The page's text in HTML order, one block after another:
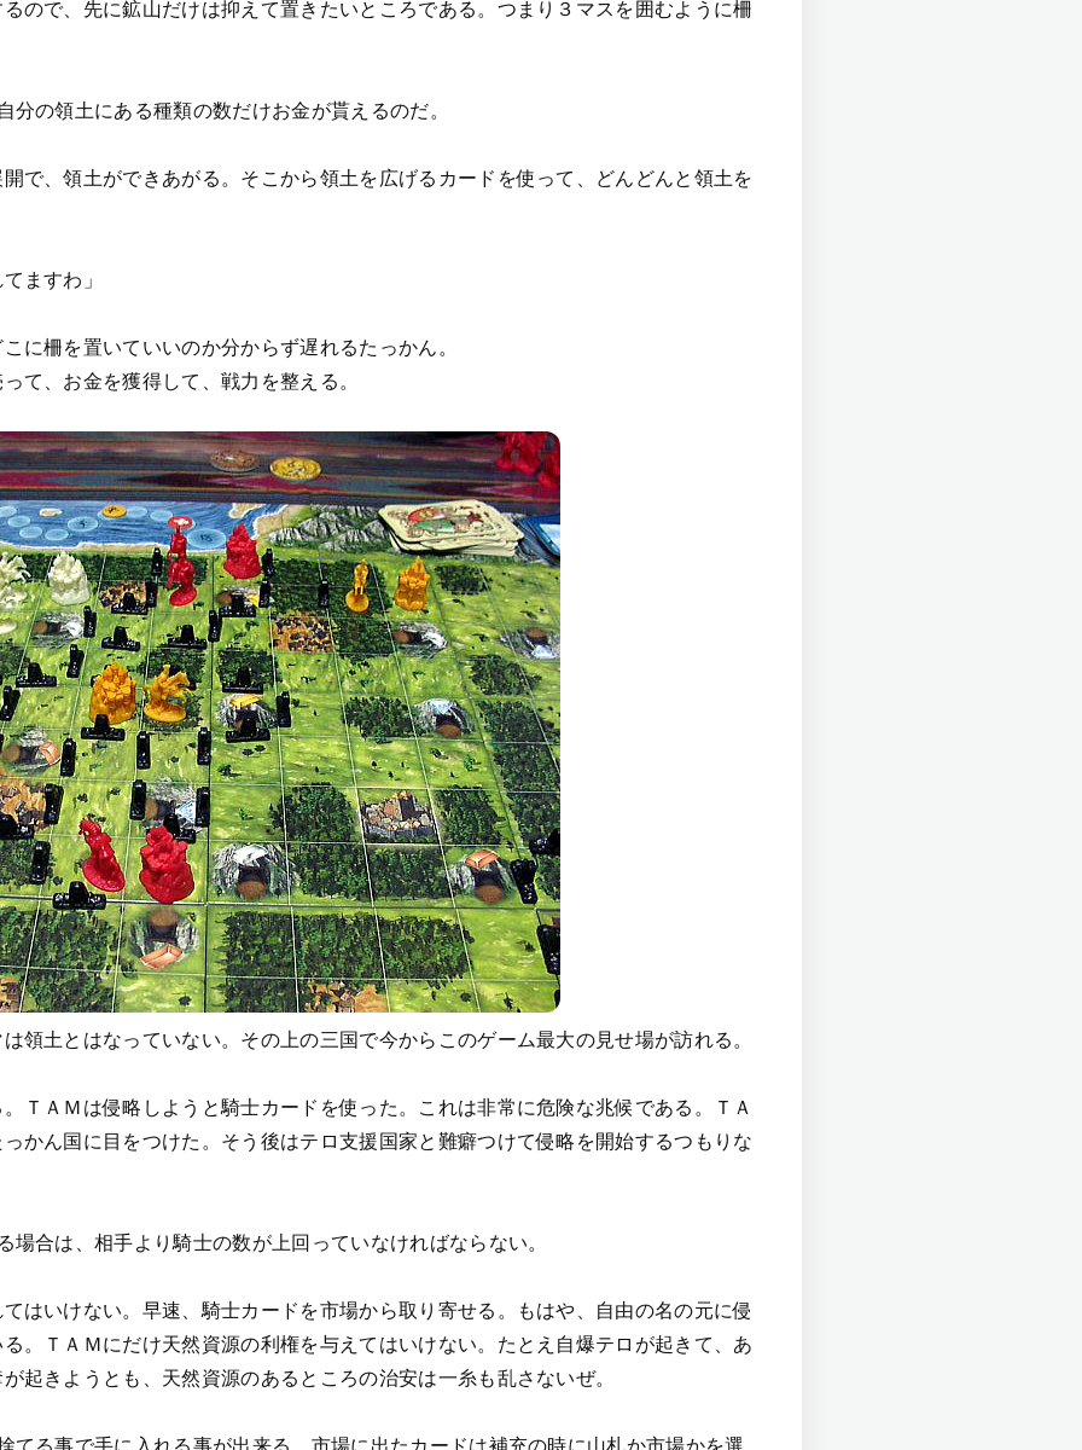
ので、先に鉱山だけは抑えて置きたいところである。つまり３マスを囲むように柵
の領土にある種類の数だけお金が貰えるのだ。
で、領土ができあがる。そこから領土を広げるカードを使って、どんどんと領土を
ますわ」
に柵を置いていいのか分からず遅れるたっかん。
て、お金を獲得して、戦力を整える。
領土とはなっていない。その上の三国で今からこのゲーム最大の見せ場が訪れる。
ＴＡＭは侵略しようと騎士カードを使った。これは非常に危険な兆候である。ＴＡ
かん国に目をつけた。そう後はテロ支援国家と難癖つけて侵略を開始するつもりな
合は、相手より騎士の数が上回っていなければならない。
はいけない。早速、騎士カードを市場から取り寄せる。もはや、自由の名の元に侵
。ＴＡＭにだけ天然資源の利権を与えてはいけない。たとえ自爆テロが起きて、あ
起きようとも、天然資源のあるところの治安は一糸も乱さないぜ。